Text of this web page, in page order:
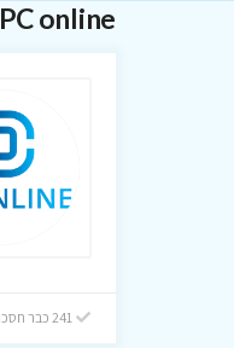
PC online מבצע
241 כבר חסכו! 0 היום